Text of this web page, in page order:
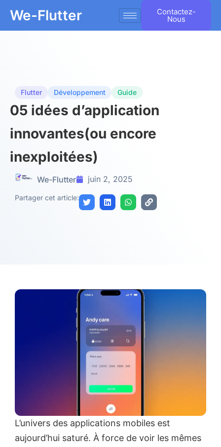
We-Flutter Contactez-
Nous
Flutter Développement Guide
05 idées d’application
innovantes(ou encore
inexploitées)
We-Flutter juin 2, 2025
Partager cet article:
L’univers des applications mobiles est
aujourd’hui saturé. À force de voir les mêmes